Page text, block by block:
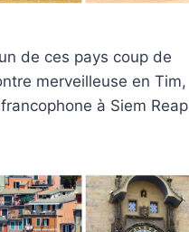
de ces pays coup de
merveilleuse en Tim,
à Siem Reap